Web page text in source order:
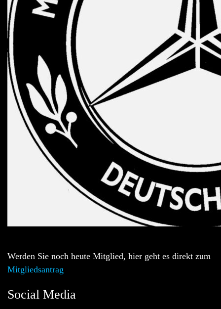
Werden Sie noch heute Mitglied, hier geht es direkt zum
Mitgliedsantrag
Social Media